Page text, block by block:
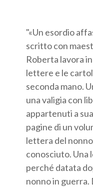
"«Un esordio
scritto con
Roberta lavora
lettere e le
seconda mano.
una valigia con
appartenuti a
pagine di un
lettera del
conosciuto.
perché datata
nonno in